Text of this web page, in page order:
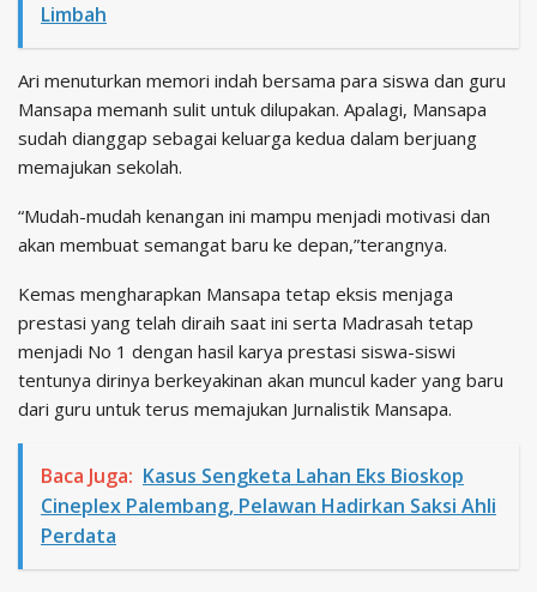
Limbah
Ari menuturkan memori indah bersama para siswa dan guru
Mansapa memanh sulit untuk dilupakan. Apalagi, Mansapa
sudah dianggap sebagai keluarga kedua dalam berjuang
memajukan sekolah.
“Mudah-mudah kenangan ini mampu menjadi motivasi dan
akan membuat semangat baru ke depan,”terangnya.
Kemas mengharapkan Mansapa tetap eksis menjaga
prestasi yang telah diraih saat ini serta Madrasah tetap
menjadi No 1 dengan hasil karya prestasi siswa-siswi
tentunya dirinya berkeyakinan akan muncul kader yang baru
dari guru untuk terus memajukan Jurnalistik Mansapa.
Baca Juga: Kasus Sengketa Lahan Eks Bioskop
Cineplex Palembang, Pelawan Hadirkan Saksi Ahli
Perdata